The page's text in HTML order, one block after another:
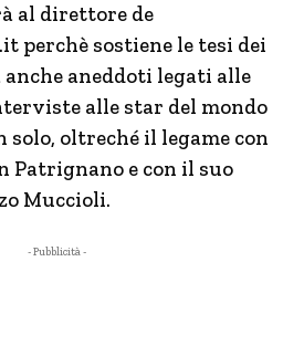
al direttore de
perchè sostiene le tesi dei
anche aneddoti legati alle
alle star del mondo
solo, oltreché il legame con
Patrignano e con il suo
Muccioli.
- Pubblicità -